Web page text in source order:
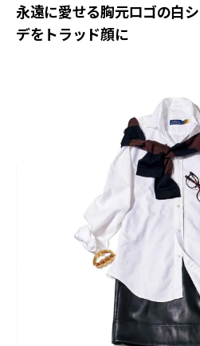
永遠に愛せる胸元ロゴの白
デをトラッド顔に